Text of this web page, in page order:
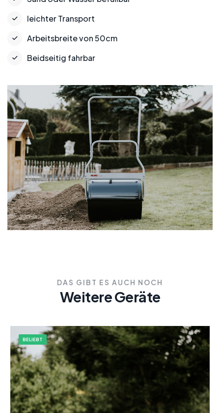
leichter Transport
Arbeitsbreite von 50cm
Beidseitig fahrbar
DAS GIBT ES AUCH NOCH
Weitere Geräte
BELIEBT